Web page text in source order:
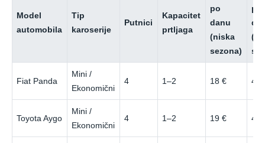
Model
automobila
Tip
karoserije
Putnici
Kapacitet
prtljaga
po
danu
(niska
sezona)
po
Fiat Panda
Mini /
Ekonomični
4 1–2 18 € 40
Toyota Aygo
Mini /
Ekonomični
4 1–2 19 € 42